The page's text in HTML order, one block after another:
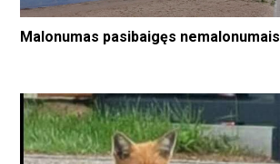
Malonumas pasibaigęs nemalonumais